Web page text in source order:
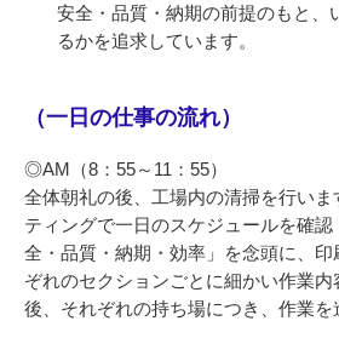
安全・品質・納期の前提のもと、
るかを追求しています。
（一日の仕事の流れ）
◎AM（8：55～11：55）
全体朝礼の後、工場内の清掃を行い
ティングで一日のスケジュールを確
全・品質・納期・効率」を念頭に、
ぞれのセクションごとに細かい作業
後、それぞれの持ち場につき、作業を